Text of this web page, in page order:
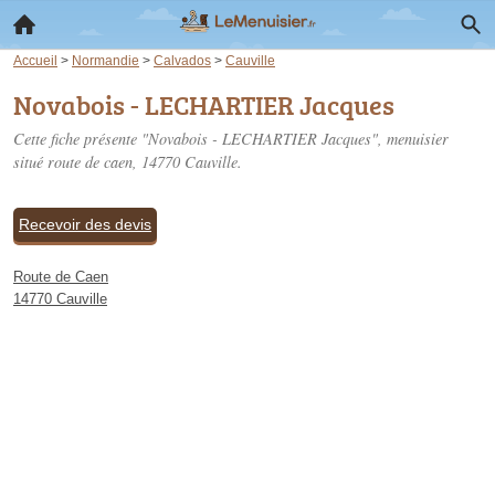
Accueil > Normandie > Calvados > Cauville
Novabois - LECHARTIER Jacques
Cette fiche présente "Novabois - LECHARTIER Jacques", menuisier
situé route de caen, 14770 Cauville.
Recevoir des devis
Route de Caen
14770 Cauville